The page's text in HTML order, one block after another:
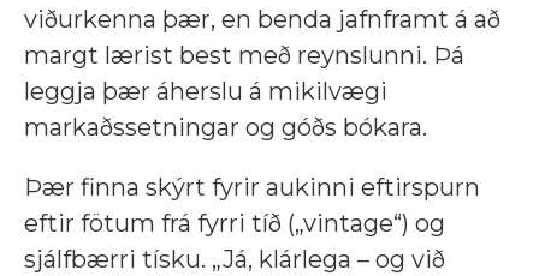
viðurkenna þær, en benda jafnframt á að
margt lærist best með reynslunni. Þá
leggja þær áherslu á mikilvægi
markaðssetningar og góðs bókara.
Þær finna skýrt fyrir aukinni eftirspurn
eftir fötum frá fyrri tíð („vintage“) og
sjálfbærri tísku. „Já, klárlega – og við